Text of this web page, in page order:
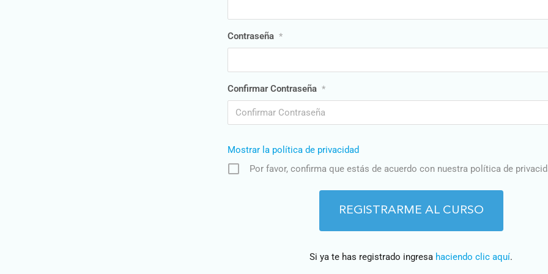
Contraseña *
Confirmar Contraseña *
Mostrar la política de privacidad
Por favor, confirma que estás de acuerdo con nuestra política de
Si ya te has registrado ingresa haciendo clic aquí.